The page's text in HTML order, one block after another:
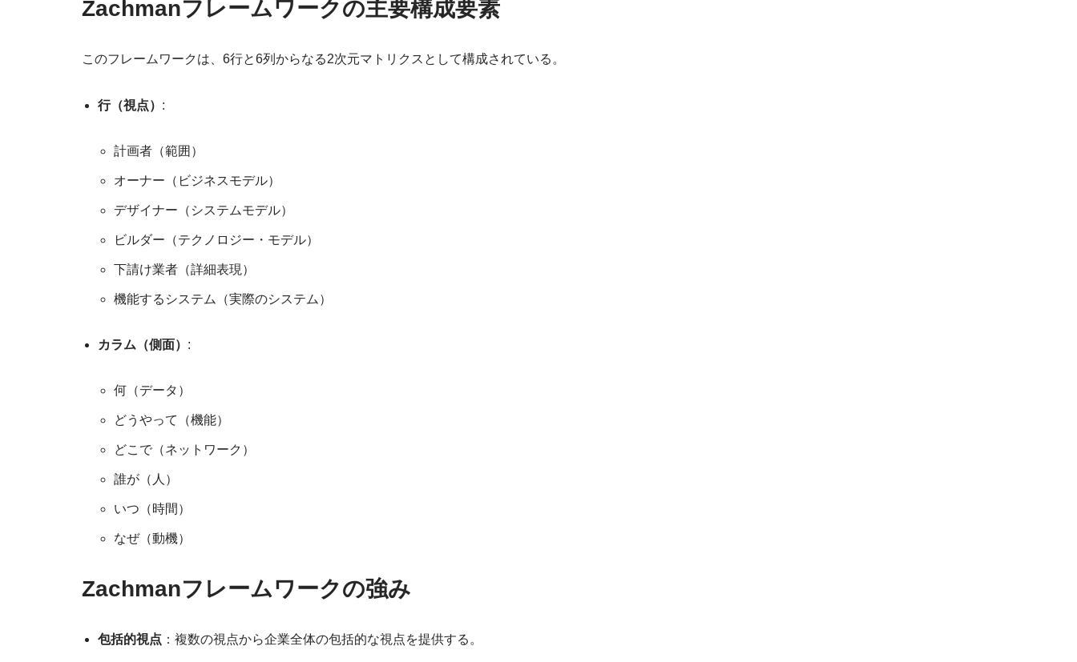
Zachmanフレームワークの主要構成要素
このフレームワークは、6行と6列からなる2次元マトリクスとして構成されている。
行（視点） :
計画者（範囲）
オーナー（ビジネスモデル）
デザイナー（システムモデル）
ビルダー（テクノロジー・モデル）
下請け業者（詳細表現）
機能するシステム（実際のシステム）
カラム（側面） :
何（データ）
どうやって（機能）
どこで（ネットワーク）
誰が（人）
いつ（時間）
なぜ（動機）
Zachmanフレームワークの強み
包括的視点 ：複数の視点から企業全体の包括的な視点を提供する。